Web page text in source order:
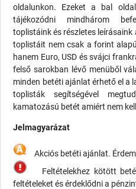
oldalunkon. Ezeket a bal
tájékozódni mindhárom
toplistáink és részletes
toplistáit nem csak a forint
hanem Euro, USD és svájci
felső sarokban lévő menüből
minden betéti ajánlat érhető el a
toplisták segítségével
kamatozású betét amiért nem
Jelmagyarázat
Akciós betéti ajánlat.
Feltételekhez kötött
feltételeket és érdeklődni a